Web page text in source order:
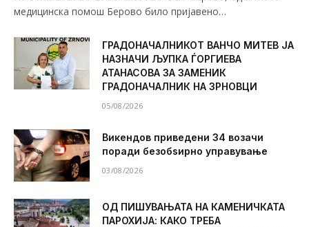
медицинска помош Берово било пријавено…
ГРАДОНАЧАЛНИКОТ ВАНЧО МИТЕВ ЈА
НАЗНАЧИ ЉУПКА ЃОРГИЕВА
АТАНАСОВА ЗА ЗАМЕНИК
ГРАДОНАЧАЛНИК НА ЗРНОВЦИ
05/08/2026
Викендов приведени 34 возачи
поради безобѕирно управување
03/08/2026
ОД ПИШУВАЊАТА НА КАМЕНИЧКАТА
ПАРОХИЈА: КАКО ТРЕБА